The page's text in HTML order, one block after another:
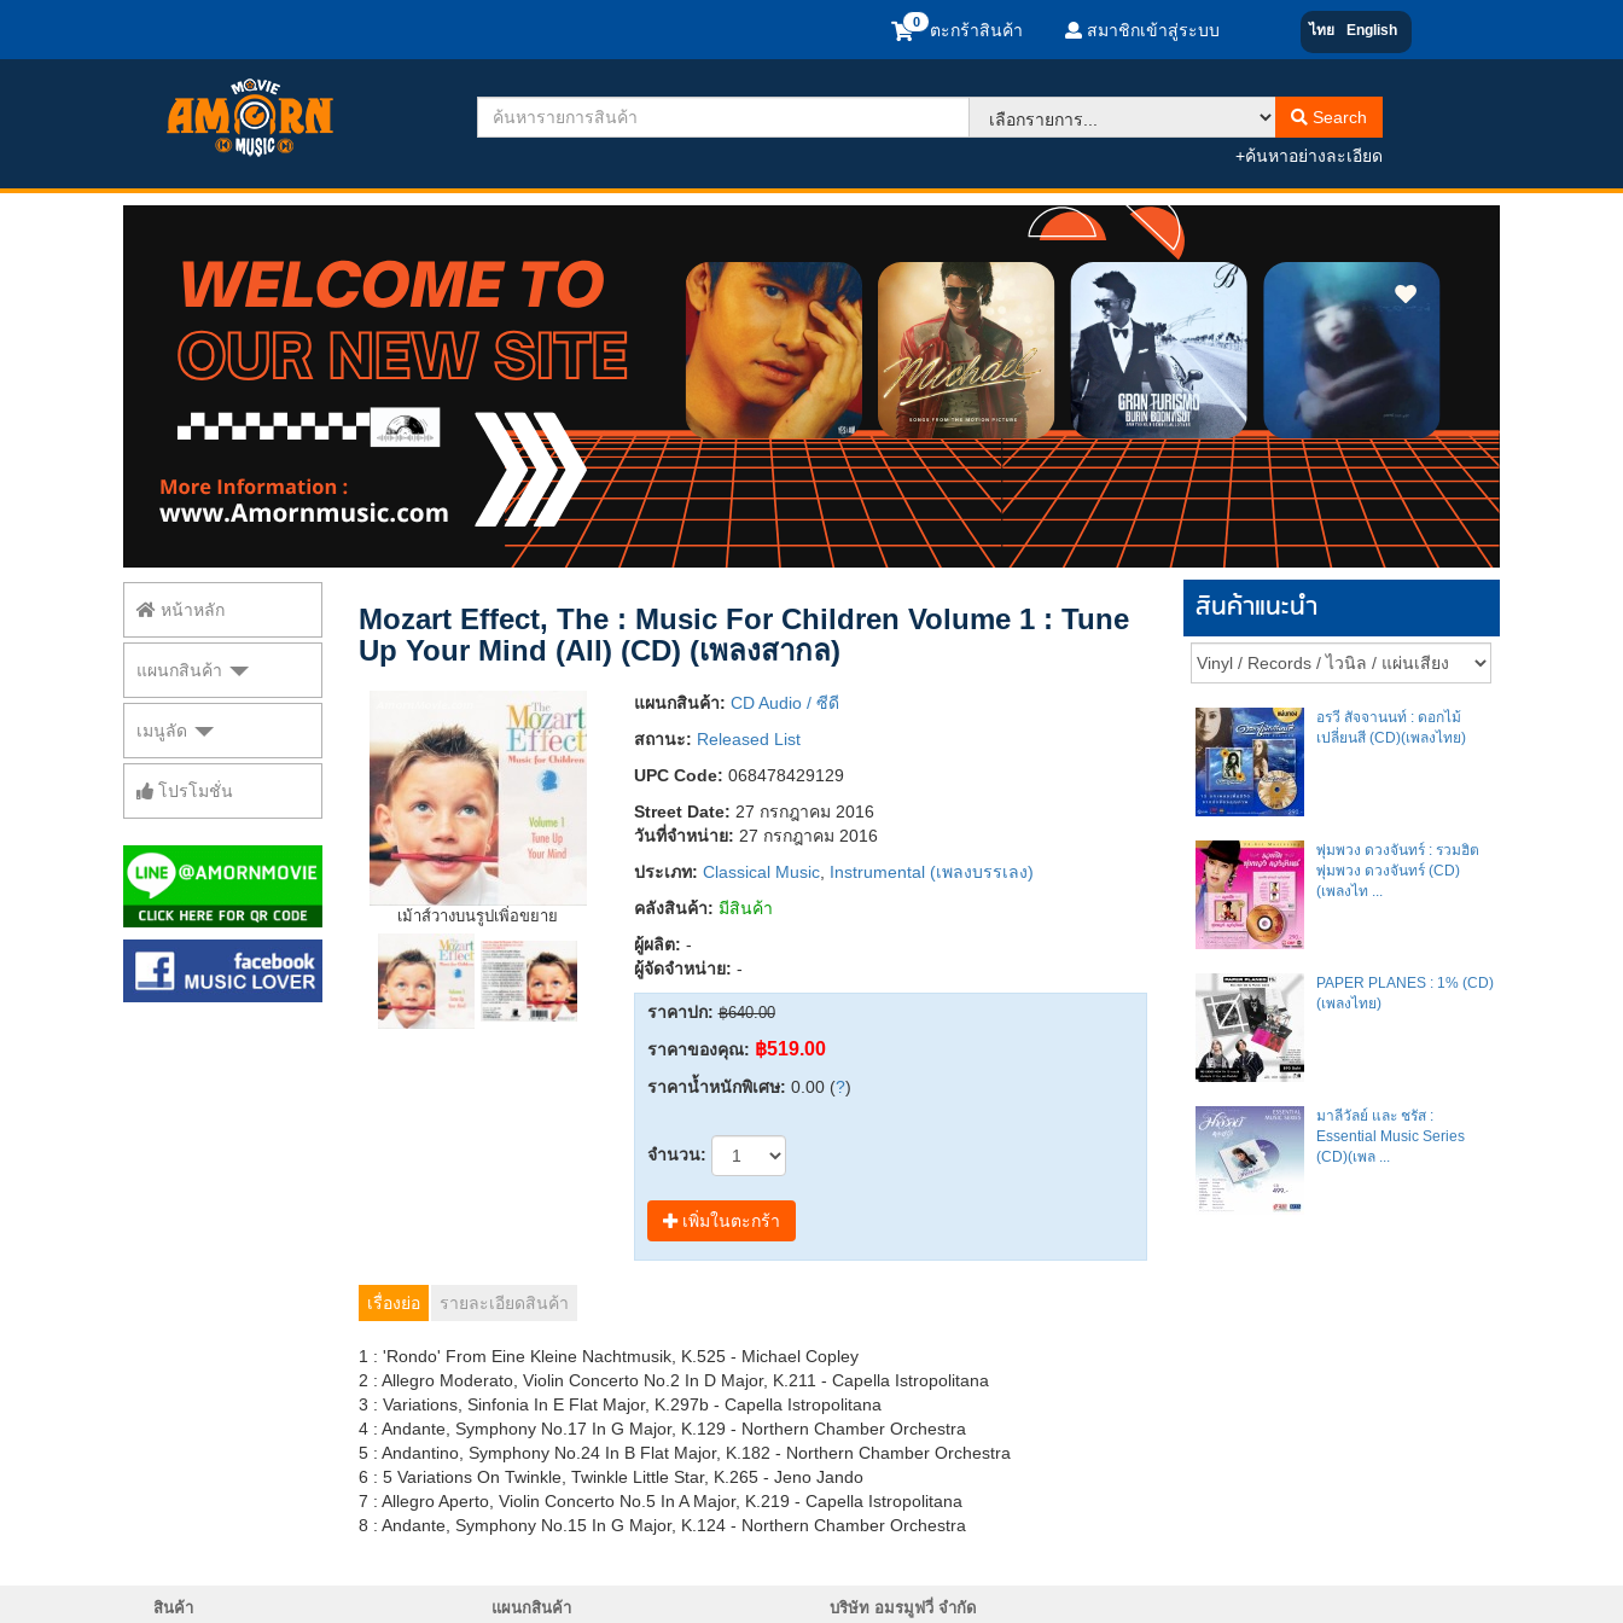
ตะกร้าสินค้า สมาชิกเข้าสู่ระบบ ไทย English
Search
+ค้นหาอย่างละเอียด
หน้าหลัก
แผนกสินค้า
เมนูลัด
โปรโมชั่น
Mozart Effect, The : Music For Children Volume 1 : Tune
Up Your Mind (All) (CD) (เพลงสากล)
เม้าส์วางบนรูปเพิ่อขยาย
แผนกสินค้า: CD Audio / ซีดี
สถานะ: Released List
UPC Code: 068478429129
Street Date: 27 กรกฎาคม 2016
วันที่จำหน่าย: 27 กรกฎาคม 2016
ประเภท: Classical Music, Instrumental (เพลงบรรเลง)
คลังสินค้า: มีสินค้า
ผู้ผลิต: -
ผู้จัดจำหน่าย: -
ราคาปก: ฿640.00
ราคาของคุณ: ฿519.00
ราคาน้ำหนักพิเศษ: 0.00 (?)
จำนวน:
เพิ่มในตะกร้า
เรื่องย่อ รายละเอียดสินค้า
1 : 'Rondo' From Eine Kleine Nachtmusik, K.525 - Michael Copley
2 : Allegro Moderato, Violin Concerto No.2 In D Major, K.211 - Capella Istropolitana
3 : Variations, Sinfonia In E Flat Major, K.297b - Capella Istropolitana
4 : Andante, Symphony No.17 In G Major, K.129 - Northern Chamber Orchestra
5 : Andantino, Symphony No.24 In B Flat Major, K.182 - Northern Chamber Orchestra
6 : 5 Variations On Twinkle, Twinkle Little Star, K.265 - Jeno Jando
7 : Allegro Aperto, Violin Concerto No.5 In A Major, K.219 - Capella Istropolitana
8 : Andante, Symphony No.15 In G Major, K.124 - Northern Chamber Orchestra
สินค้าแนะนำ
อรวี สัจจานนท์ : ดอกไม้
เปลี่ยนสี (CD)(เพลงไทย)
พุ่มพวง ดวงจันทร์ : รวมฮิต
พุ่มพวง ดวงจันทร์ (CD)
(เพลงไท ...
PAPER PLANES : 1% (CD)
(เพลงไทย)
มาลีวัลย์​ และ​ ชรัส​ :
Essential Music Series
(CD)(เพล ...
สินค้า แผนกสินค้า บริษัท อมรมูฟวี่ จำกัด